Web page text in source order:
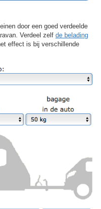
door een goed verdeelde
Verdeel zelf de belading
effect is bij verschillende